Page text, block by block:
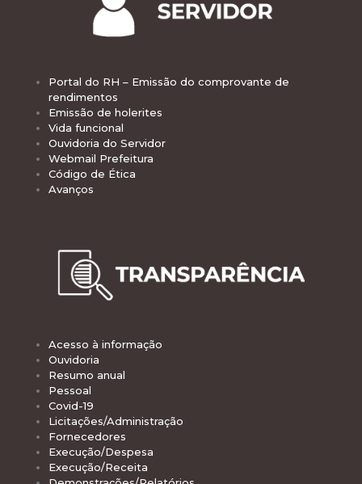
Portal do RH – Emissão do comprovante de
rendimentos
Emissão de holerites
Vida funcional
Ouvidoria do Servidor
Webmail Prefeitura
Código de Ética
Avanços
Acesso à informação
Ouvidoria
Resumo anual
Pessoal
Covid-19
Licitações/Administração
Fornecedores
Execução/Despesa
Execução/Receita